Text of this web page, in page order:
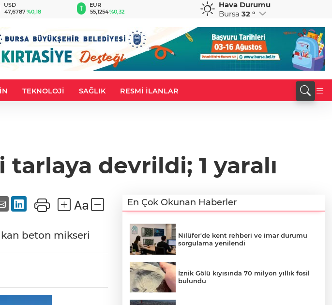
USD
47,6787%0,18
EUR
55,1254%0,32 %0,38
CHF
59,0083
Hava Durumu
Bursa 32 °
TEKNOLOJİ SAĞLIK RESMİ İLANLAR
devrildi; 1 yaralı
beton mikseri
En Çok Okunan Haberler
Nilüfer'de kent rehberi ve imar durumu
sorgulama yenilendi
İznik Gölü kıyısında 70 milyon yıllık fosil
bulundu